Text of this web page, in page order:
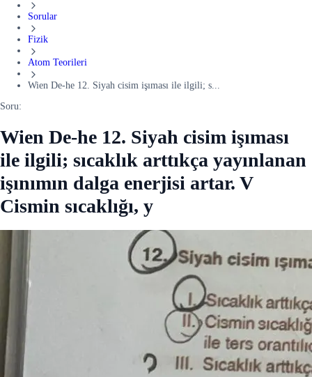
Sorular
Fizik
Atom Teorileri
Wien De-he 12. Siyah cisim işıması ile ilgili; s...
Soru:
Wien De-he 12. Siyah cisim işıması
ile ilgili; sıcaklık arttıkça yayınlanan
işınımın dalga enerjisi artar. V
Cismin sıcaklığı, y